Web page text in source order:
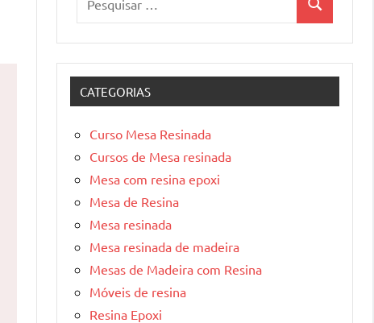
Pesquisa
CATEGORIAS
Curso Mesa Resinada
Cursos de Mesa resinada
Mesa com resina epoxi
Mesa de Resina
Mesa resinada
Mesa resinada de madeira
Mesas de Madeira com Resina
Móveis de resina
Resina Epoxi